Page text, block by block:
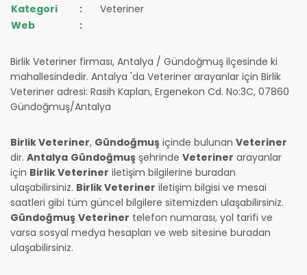
Kategori
:
Veteriner
Web
:
Birlik Veteriner firması, Antalya / Gündoğmuş ilçesinde ki
mahallesindedir. Antalya 'da Veteriner arayanlar için Birlik
Veteriner adresi: Rasih Kaplan, Ergenekon Cd. No:3C, 07860
Gündoğmuş/Antalya
Birlik Veteriner, Gündoğmuş içinde bulunan Veteriner
dir. Antalya Gündoğmuş şehrinde Veteriner arayanlar
için Birlik Veteriner iletişim bilgilerine buradan
ulaşabilirsiniz. Birlik Veteriner iletişim bilgisi ve mesai
saatleri gibi tüm güncel bilgilere sitemizden ulaşabilirsiniz.
Gündoğmuş Veteriner telefon numarası, yol tarifi ve
varsa sosyal medya hesapları ve web sitesine buradan
ulaşabilirsiniz.